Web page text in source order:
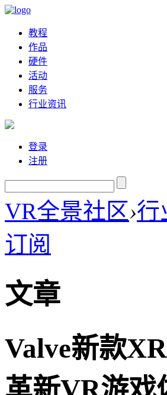
教程
作品
硬件
活动
服务
行业资讯
登录
注册
VR全景社区›行
订阅
文章
Valve新款